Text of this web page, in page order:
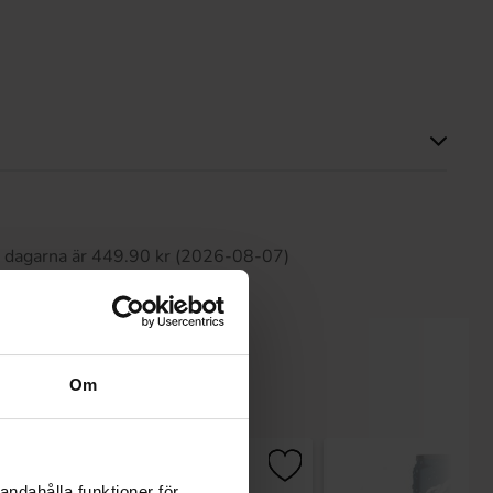
Om
dagarna är 449.90 kr (2026-08-07)